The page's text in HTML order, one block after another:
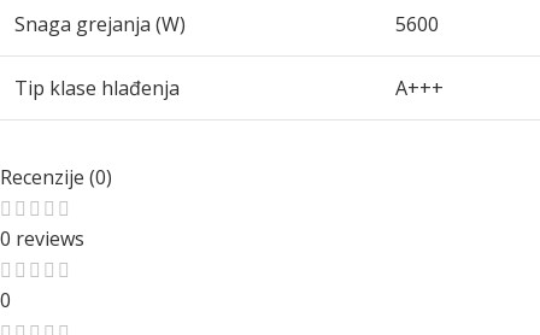
Snaga grejanja (W) 5600
Tip klase hlađenja A+++
Recenzije (0)
0 reviews
0